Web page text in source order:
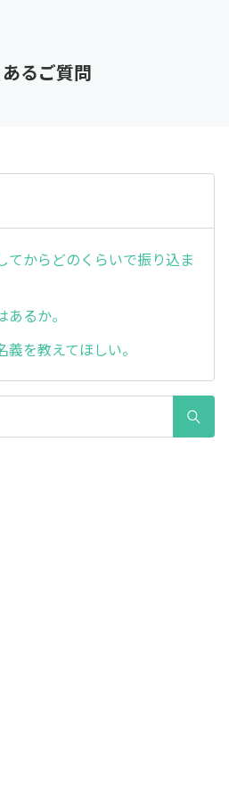
るご質問
てからどのくらいで振り込ま
るか。
を教えてほしい。